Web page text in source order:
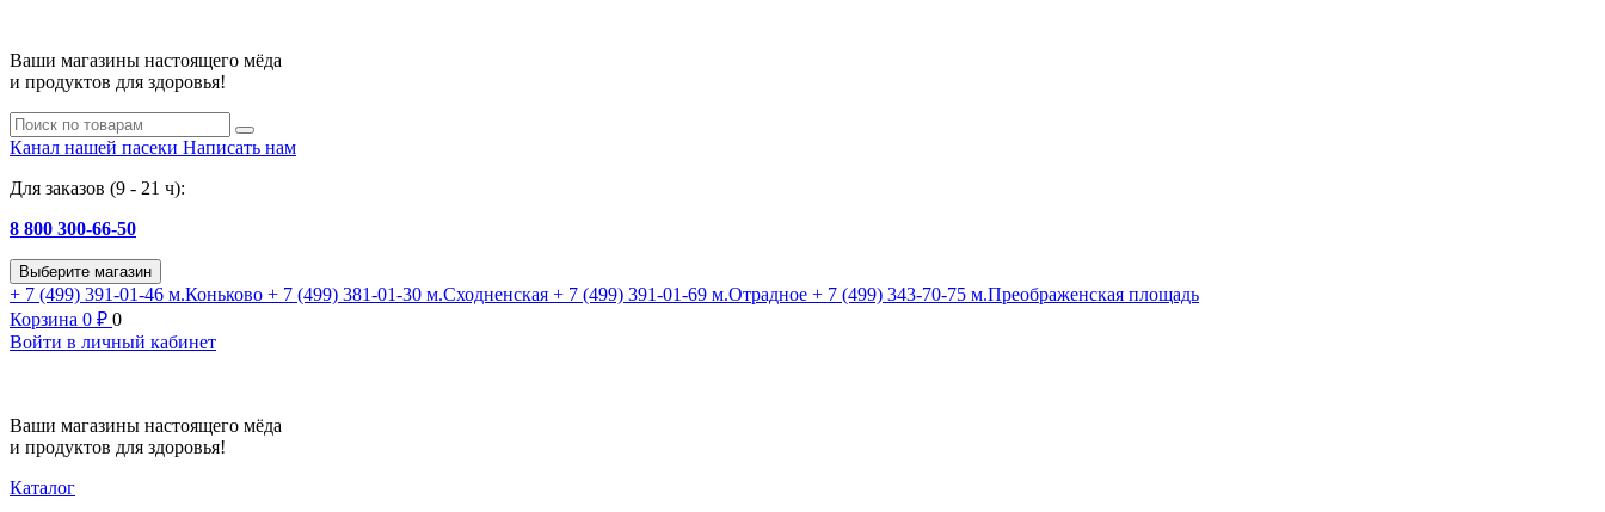
Ваши магазины настоящего мёда
и продуктов для здоровья!
Канал нашей пасеки Написать нам
Для заказов (9 - 21 ч):
8 800 300-66-50
Выберите магазин
+ 7 (499) 391-01-46 м.Коньково + 7 (499) 381-01-30 м.Сходненская + 7 (499) 391-01-69 м.Отрадное + 7 (499) 343-70-75 м.Преображенская площадь
Корзина 0 ₽ 0
Войти в личный кабинет
Ваши магазины настоящего мёда
и продуктов для здоровья!
Каталог